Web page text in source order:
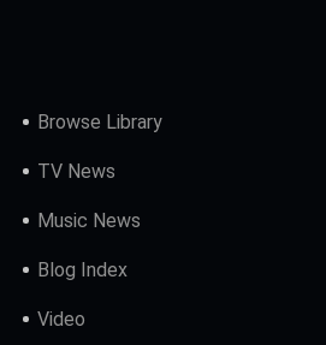
Browse Library
TV News
Music News
Blog Index
Video